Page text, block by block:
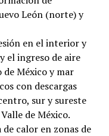
León (norte) y
en el interior y
el ingreso de aire
México y mar
con descargas
sur y sureste
de México.
calor en zonas de